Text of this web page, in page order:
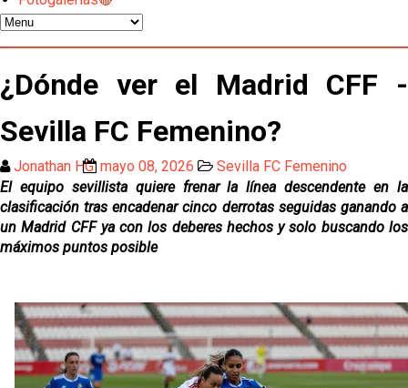
gestión de un inválido Consejo
El Sevilla C se queda en Tercera Federación
Luis García Plaza: No sufrir ya es un paso adelante
El Sevilla FC plantea ampliar hasta cinco fichajes
más antes del cierre
contrato con el Genoa
Kochorashvili, seria opción para reforzar el centro
del campo sevillista
¿Dónde ver el Madrid CFF -
Sevilla FC Femenino?
Jonathan HG mayo 08, 2026
Sevilla FC Femenino
El equipo sevillista quiere frenar la línea descendente en la
clasificación tras encadenar cinco derrotas seguidas ganando a
un Madrid CFF ya con los deberes hechos y solo buscando los
máximos puntos posible